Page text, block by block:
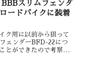
BBBスリムフェンダ
ードバイクに装着
ク用に以前から狙って
ェンダーBFD-22につ
とができたので考察を